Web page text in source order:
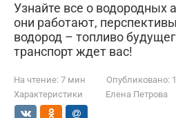
Узнайте все о водородных
они работают,
водород – топливо
транспорт ждет вас!
На чтение: 7 мин Опубликовано:
Характеристики
Елена Петрова